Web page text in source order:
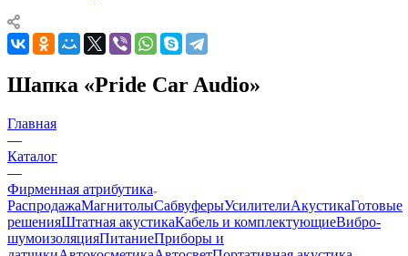
Шапка «Pride Car Audio»
Главная
—
Каталог
—
Фирменная атрибутика
РаспродажаМагнитолыСабвуферыУсилителиАкустикаГотовые
решенияШтатная акустикаКабель и комплектующиеВибро-
шумоизоляцияПитаниеПриборы и